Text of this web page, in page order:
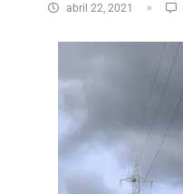
abril 22, 2021